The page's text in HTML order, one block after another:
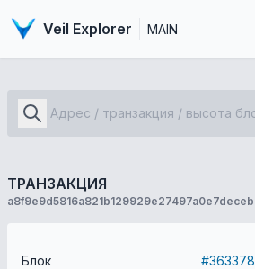
Veil Explorer MAIN
ТРАНЗАКЦИЯ
Блок #363378